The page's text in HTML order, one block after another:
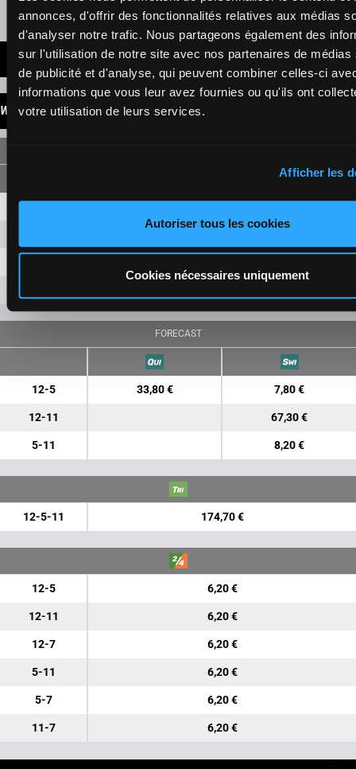
annonces, d'offrir des fonctionnalités relatives aux médias
d'analyser notre trafic. Nous partageons également des
sur l'utilisation de notre site avec nos partenaires de médias
de publicité et d'analyse, qui peuvent combiner celles-ci
informations que vous leur avez fournies ou qu'ils ont
votre utilisation de leurs services.
Afficher les
Autoriser tous les cookies
Cookies nécessaires uniquement
Presence of favorite horses
LATEST NEWS
WINNINGS
FORECAST
12-5 33,80 € 7,80 €
12-11 67,30 €
5-11 8,20 €
12-5-11 174,70 €
12-5 6,20 €
12-11 6,20 €
12-7 6,20 €
5-11 6,20 €
5-7 6,20 €
11-7 6,20 €